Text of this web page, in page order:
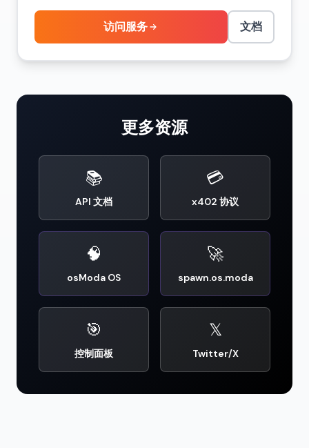
访问服务 文档
更多资源
📚
API 文档
💳
x402 协议
🧠
osModa OS
🚀
spawn.os.moda
🎯
控制面板
𝕏
Twitter/X